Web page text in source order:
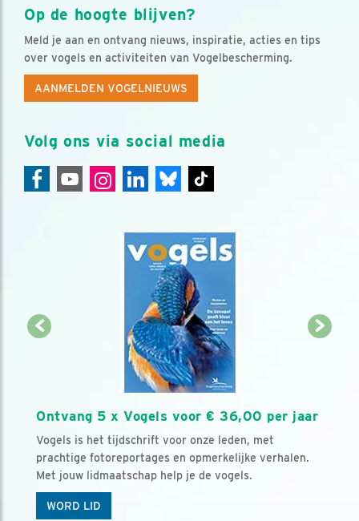
Op de hoogte blijven?
Meld je aan en ontvang nieuws, inspiratie, acties en tips
over vogels en activiteiten van Vogelbescherming.
AANMELDEN VOGELNIEUWS
Volg ons via social media
Ontvang 5 x Vogels voor € 36,00 per jaar
Vogels is het tijdschrift voor onze leden, met
prachtige fotoreportages en opmerkelijke verhalen.
Met jouw lidmaatschap help je de vogels.
WORD LID